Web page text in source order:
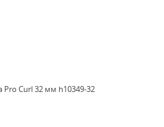
Pro Curl 32 мм h10349-32